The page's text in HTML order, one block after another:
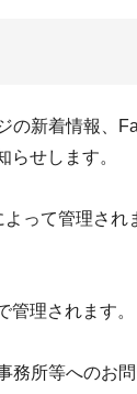
の新着情報、
らせします。
って管理され
管理されます。
務所等へのお